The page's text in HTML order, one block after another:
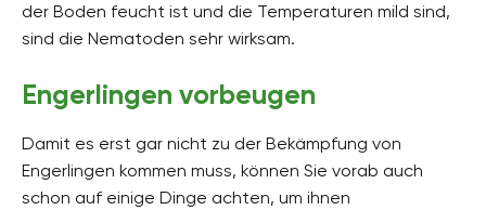
der Boden feucht ist und die Temperaturen mild sind,
sind die Nematoden sehr wirksam.
Engerlingen vorbeugen
Damit es erst gar nicht zu der Bekämpfung von
Engerlingen kommen muss, können Sie vorab auch
schon auf einige Dinge achten, um ihnen